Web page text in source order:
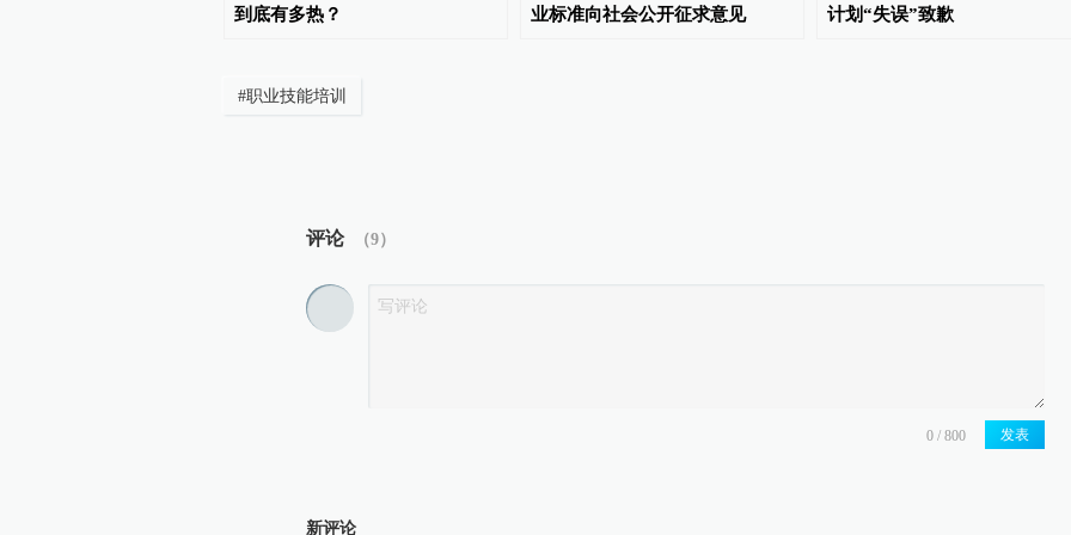
到底有多热？
业标准向社会公开征求意见
计划“失误”致歉
#职业技能培训
评论 （9）
发表
新评论